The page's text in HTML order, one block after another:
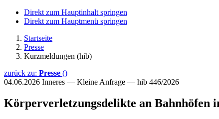
Direkt zum Hauptinhalt springen
Direkt zum Hauptmenü springen
Startseite
Presse
Kurzmeldungen (hib)
zurück zu: Presse ()
04.06.2026 Inneres — Kleine Anfrage — hib 446/2026
Körperverletzungsdelikte an Bahnhöfen